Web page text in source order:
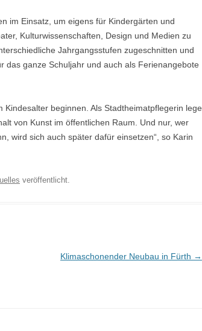
im Einsatz, um eigens für Kindergärten und
Kulturwissenschaften, Design und Medien zu
Jahrgangsstufen zugeschnitten und
das ganze Schuljahr und auch als Ferienangebote
Kindesalter beginnen. Als Stadtheimatpflegerin lege
von Kunst im öffentlichen Raum. Und nur, wer
wird sich auch später dafür einsetzen“, so Karin
veröffentlicht.
Klimaschonender Neubau in Fürth →